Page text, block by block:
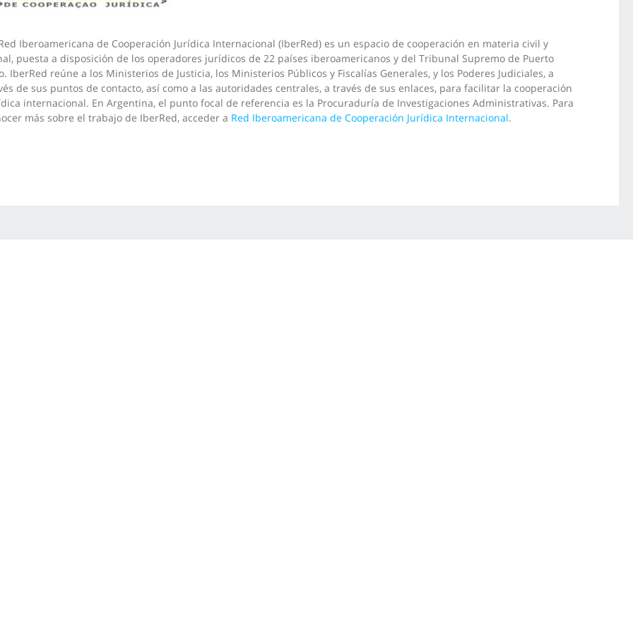
Iberoamericana de Cooperación Jurídica Internacional (IberRed) es un espacio de cooperación en materia civil y
puesta a disposición de los operadores jurídicos de 22 países iberoamericanos y del Tribunal Supremo de Puerto
IberRed reúne a los Ministerios de Justicia, los Ministerios Públicos y Fiscalías Generales, y los Poderes Judiciales, a
de sus puntos de contacto, así como a las autoridades centrales, a través de sus enlaces, para facilitar la cooperación
internacional. En Argentina, el punto focal de referencia es la Procuraduría de Investigaciones Administrativas. Para
más sobre el trabajo de IberRed, acceder a Red Iberoamericana de Cooperación Jurídica Internacional.